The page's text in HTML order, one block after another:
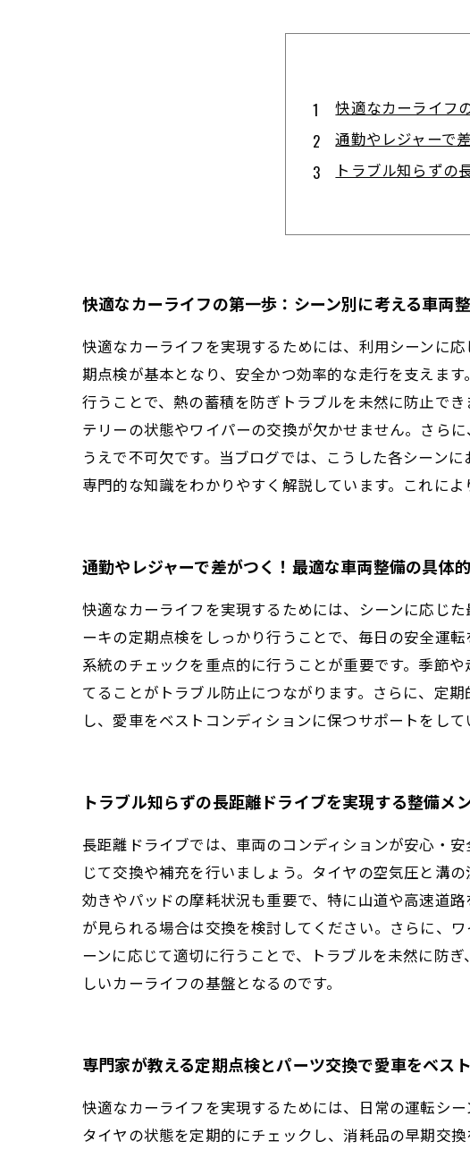
快適なカーライフ
通勤やレジャーで
トラブル知らずの
専門家が教える
シーン別整備で安
初心者でも安心！
快適なカーライフの第一歩：シーン別に考える車両
快適なカーライフを実現するためには、利用シーンに
期点検が基本となり、安全かつ効率的な走行を支えま
行うことで、熱の蓄積を防ぎトラブルを未然に防止で
テリーの状態やワイパーの交換が欠かせません。さら
うえで不可欠です。当ブログでは、こうした各シーン
専門的な知識をわかりやすく解説しています。これに
通勤やレジャーで差がつく！最適な車両整備の具体
快適なカーライフを実現するためには、シーンに応じ
ーキの定期点検をしっかり行うことで、毎日の安全運
系統のチェックを重点的に行うことが重要です。季節
てることがトラブル防止につながります。さらに、定
し、愛車をベストコンディションに保つサポートをし
トラブル知らずの長距離ドライブを実現する整備メ
長距離ドライブでは、車両のコンディションが安心・
じて交換や補充を行いましょう。タイヤの空気圧と溝
効きやパッドの摩耗状況も重要で、特に山道や高速道
が見られる場合は交換を検討してください。さらに、
ーンに応じて適切に行うことで、トラブルを未然に防
しいカーライフの基盤となるのです。
専門家が教える定期点検とパーツ交換で愛車をベス
快適なカーライフを実現するためには、日常の運転シ
タイヤの状態を定期的にチェックし、消耗品の早期交